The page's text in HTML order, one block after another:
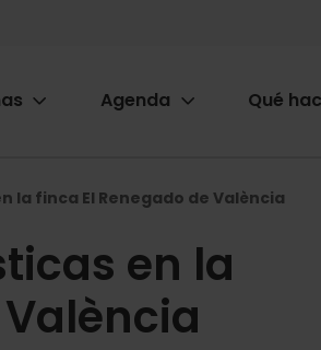
Agenda Qué
la finca El Renegado de València
en la